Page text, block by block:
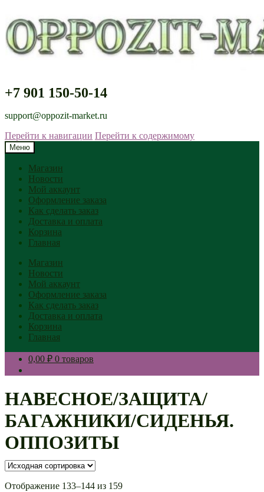
+7 901 150-50-14
support@oppozit-market.ru
Перейти к навигации Перейти к содержимому
Меню
Магазин
Новости
Мой аккаунт
Оформление заказа
Как сделать заказ
Доставка и оплата
Корзина
Главная
Магазин
Новости
Мой аккаунт
Оформление заказа
Как сделать заказ
Доставка и оплата
Корзина
Главная
0,00 ₽ 0 товаров
НАВЕСНОЕ/ЗАЩИТА/
БАГАЖНИКИ/СИДЕНЬЯ.
ОППОЗИТЫ
Отображение 133–144 из 159